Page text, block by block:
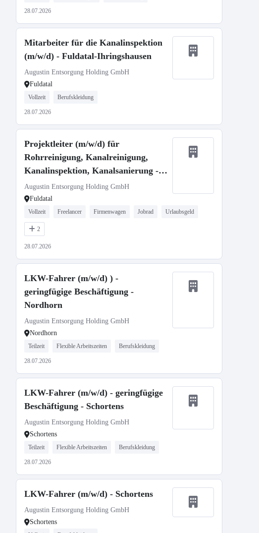
28.07.2026
Mitarbeiter für die Kanalinspektion
(m/w/d) - Fuldatal-Ihringshausen
Augustin Entsorgung Holding GmbH
Fuldatal
Vollzeit Berufskleidung
28.07.2026
Projektleiter (m/w/d) für
Rohrreinigung, Kanalreinigung,
Kanalinspektion, Kanalsanierung -
Fuldatal-Ihringshausen
Augustin Entsorgung Holding GmbH
Fuldatal
Vollzeit Freelancer Firmenwagen Jobrad Urlaubsgeld
2
28.07.2026
LKW-Fahrer (m/w/d) ) -
geringfügige Beschäftigung -
Nordhorn
Augustin Entsorgung Holding GmbH
Nordhorn
Teilzeit Flexible Arbeitszeiten Berufskleidung
28.07.2026
LKW-Fahrer (m/w/d) - geringfügige
Beschäftigung - Schortens
Augustin Entsorgung Holding GmbH
Schortens
Teilzeit Flexible Arbeitszeiten Berufskleidung
28.07.2026
LKW-Fahrer (m/w/d) - Schortens
Augustin Entsorgung Holding GmbH
Schortens